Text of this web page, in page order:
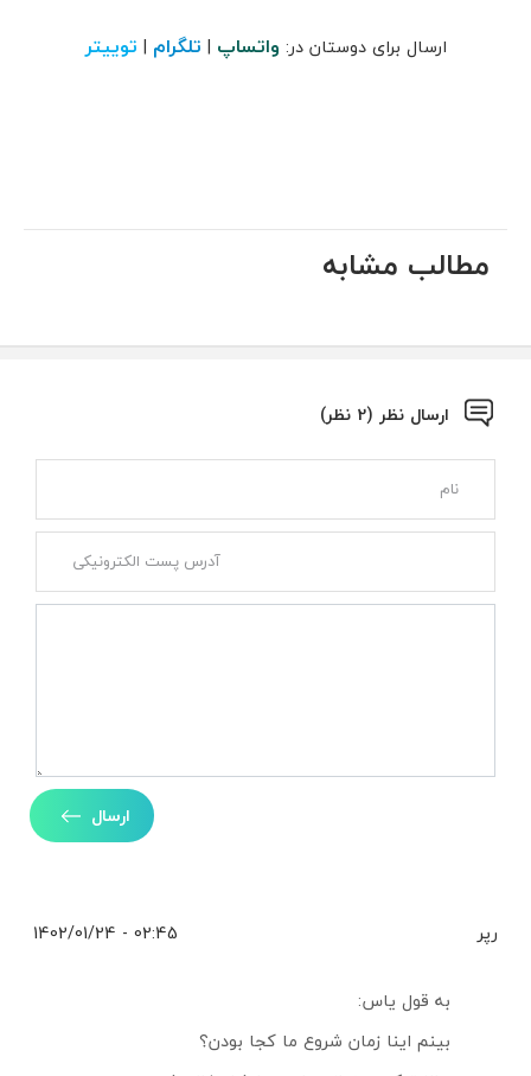
ارسال برای دوستان در: واتساپ | تلگرام | توییتر
مطالب مشابه
ارسال نظر (2 نظر)
ارسال
رپر 02:45 - 1402/01/24
به قول یاس:
بینم اینا زمان شروع ما کجا بودن؟